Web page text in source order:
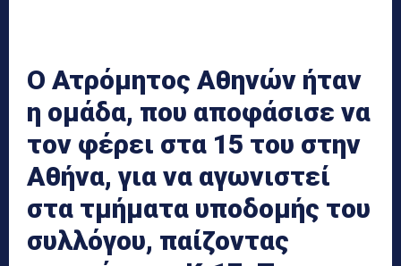
Ο Ατρόμητος Αθηνών ήταν
η ομάδα, που αποφάσισε να
τον φέρει στα 15 του στην
Αθήνα, για να αγωνιστεί
στα τμήματα υποδομής του
συλλόγου, παίζοντας